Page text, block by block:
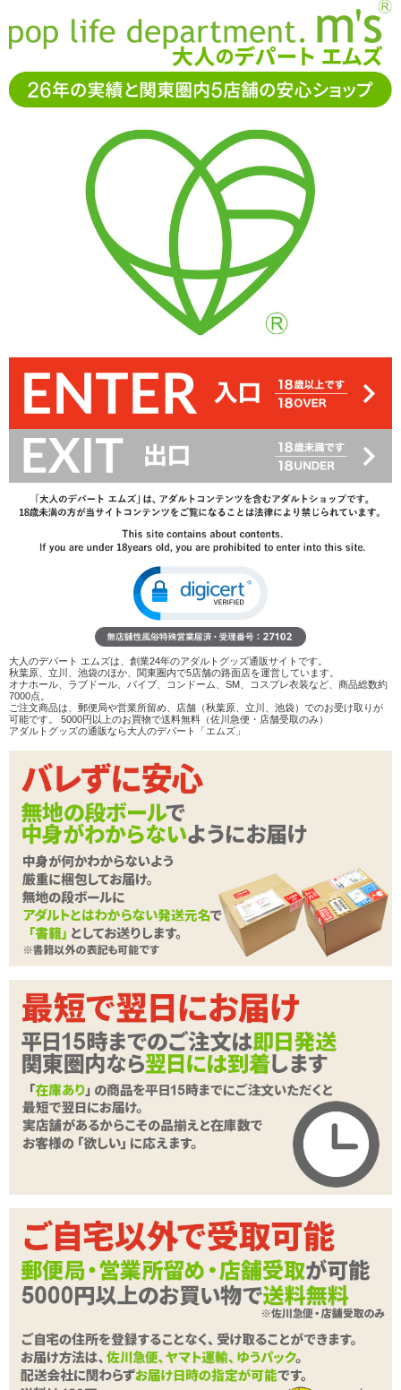
11-15時まで受付（土日
祝休）
HATOPLA(ハトプラ)
newnew [ニューニュー] フリルウェーブ
newnew [ニューニュー] フリルウェーブ
3.33 レビューを見る（3）
異なる弾力の素材を使い分けた2層構造のオナホール「newnew [ニ
ューニュー] フリルウェーブ」
外側を柔らかく、内側を硬くすることで締め付けは控えめながら擦
れる刺激はしっかり得られるようになっています
本体はつるぺたなトルソー型です
フリルウェーブは細かな横ヒダ系。手前でギュッと締め付けつつ、
うねる内部が絡みつきながらゾリゾリとペニス全体を擦ります
33%OFF
4,070円(税込) 2,728
レビューを見る 検討リストへ追加
レビューを書く 商品へのお問い合わせ
ココがポイント
✓ 異なる硬さの素材を使用した2層構造のオナホール
✓ 挿入すぐに締め付けつつ、うねる内部で細かなヒダがゾ
リゾリと刺激します
✓ 密着度が高く擦れる感触が強いので高刺激系。ただ尖っ
た刺激ではありません
<メーカーコメント>
ソフトなのに刺激的!!
ソフト素材×ハード素材の奇跡のコラボレーション! newnewのハイ
ブリッド構造は、「強い刺激が欲しいけどハードは苦しい」「ソフ
トの柔らかさは好きだけど刺激が…」と悩むあなたにオススメ!!
外層はとろとろソフトで優しく包み込まれる気持ちよさを残しなが
ら、内層は薄いハードなコーティングをする事で、くっきりとした
フリルのようなウェーブを実現!!
無数のウェーブで何度もあなたの先端をしっかり刺激します。
種類:非貫通
色:肌色
素材:柔らかい■■□□□硬い
内部構造:イボ
newnew
newnewBIG HARD×SOFT ニュ
ーニュービッグ ハード×ソフト
newnewG HARD×SOFT ニュー
ニューG ハード×ソフト
newnew [ニューニュー] フリル
ウェーブ
newnew [ニューニュー] ぷにロ
ック
商品詳細
大人のデパート エムズは、創業24年のアダルトグッズ通販サイトです。
秋葉原、立川、池袋のほか、関東圏内で5店舗の路面店を運営しています。
オナホール、ラブドール、バイブ、コンドーム、SM、コスプレ衣装など、商品総数約
7000点。
ご注文商品は、郵便局や営業所留め、店舗（秋葉原、立川、池袋）でのお受け取りが
可能です。 5000円以上のお買物で送料無料（佐川急便・店舗受取のみ）
アダルトグッズの通販なら大人のデパート「エムズ」